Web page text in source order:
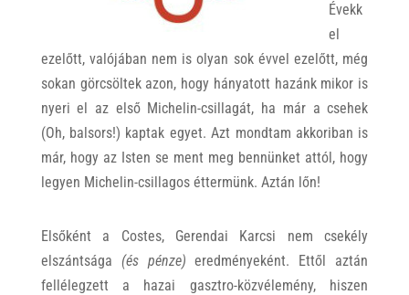
Évekk
el
ezelőtt, valójában nem is olyan sok évvel ezelőtt, még
sokan görcsöltek azon, hogy hányatott hazánk mikor is
nyeri el az első Michelin-csillagát, ha már a csehek
(Oh, balsors!) kaptak egyet. Azt mondtam akkoriban is
már, hogy az Isten se ment meg bennünket attól, hogy
legyen Michelin-csillagos éttermünk. Aztán lőn!
Elsőként a Costes, Gerendai Karcsi nem csekély
elszántsága (és pénze) eredményeként. Ettől aztán
fellélegzett a hazai gasztro-közvélemény, hiszen